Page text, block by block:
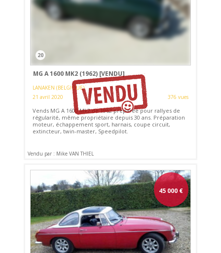
20
MG A 1600 MK2 (1962) [VENDU]
LANAKEN (BELGIQUE)
21 avril 2020
376 vues
Vends MG A 1600 Mk2 de 1962 préparée pour rallyes de
régularité, même propriétaire depuis 30 ans. Préparation
moteur, échappement sport, harnais, coupe circuit,
extincteur, twin-master, Speedpilot.
Vendu par : Mike VAN THIEL
45 000 €